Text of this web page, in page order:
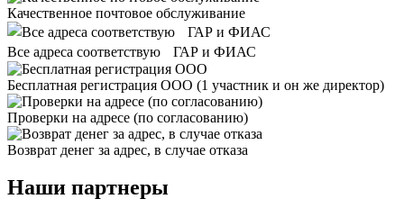
Качественное почтовое обслуживание
Все адреса соответствую ГАР и ФИАС
Бесплатная регистрация ООО (1 участник и он же директор)
Проверки на адресе (по согласованию)
Возврат денег за адрес, в случае отказа
Наши партнеры